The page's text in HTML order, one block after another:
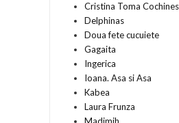
Cristina Toma
Delphinas
Doua fete cucuiete
Gagaita
Ingerica
Ioana. Asa si Asa
Kabea
Laura Frunza